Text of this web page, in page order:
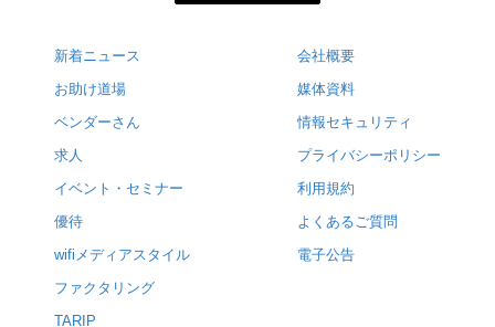
新着ニュース
お助け道場
ベンダーさん
求人
イベント・セミナー
優待
wifiメディアスタイル
ファクタリング
TARIP
会社概要
媒体資料
情報セキュリティ
プライバシーポリシー
利用規約
よくあるご質問
電子公告